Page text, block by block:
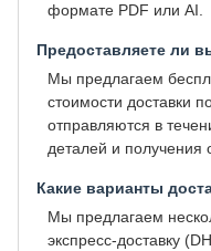
формате PDF или AI.
Предоставляете ли
Мы предлагаем
стоимости доставки
отправляются в
деталей и получения
Какие варианты
Мы предлагаем
экспресс-доставку